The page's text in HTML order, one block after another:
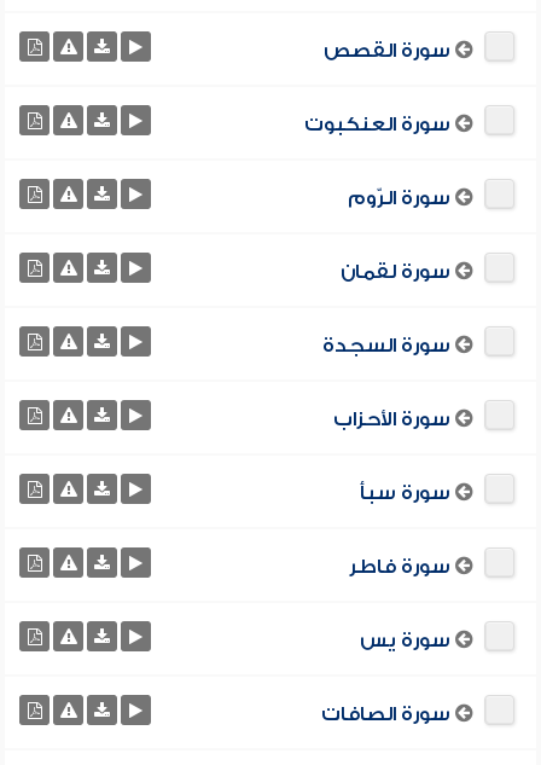
سورة القصص
سورة العنكبوت
سورة الرّوم
سورة لقمان
سورة السجدة
سورة الأحزاب
سورة سبأ
سورة فاطر
سورة يس
سورة الصافات